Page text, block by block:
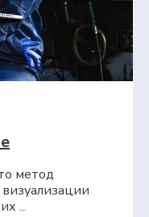
метод
...